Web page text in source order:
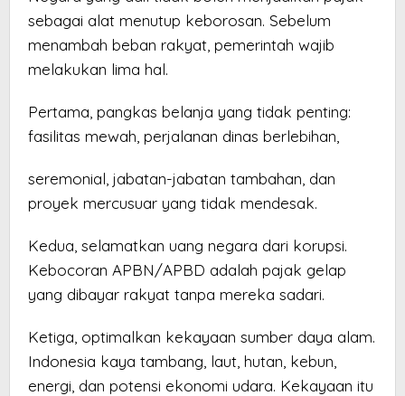
sebagai alat menutup keborosan. Sebelum
menambah beban rakyat, pemerintah wajib
melakukan lima hal.
Pertama, pangkas belanja yang tidak penting:
fasilitas mewah, perjalanan dinas berlebihan,
seremonial, jabatan-jabatan tambahan, dan
proyek mercusuar yang tidak mendesak.
Kedua, selamatkan uang negara dari korupsi.
Kebocoran APBN/APBD adalah pajak gelap
yang dibayar rakyat tanpa mereka sadari.
Ketiga, optimalkan kekayaan sumber daya alam.
Indonesia kaya tambang, laut, hutan, kebun,
energi, dan potensi ekonomi udara. Kekayaan itu